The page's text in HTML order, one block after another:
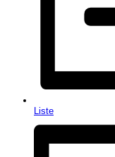
Liste